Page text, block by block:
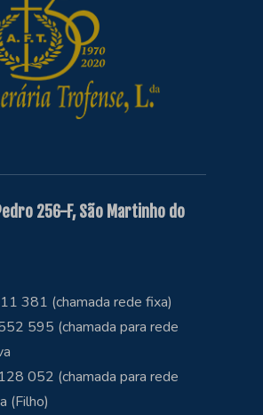
256-F, São Martinho do
381 (chamada rede fixa)
595 (chamada para rede
052 (chamada para rede
(Filho)